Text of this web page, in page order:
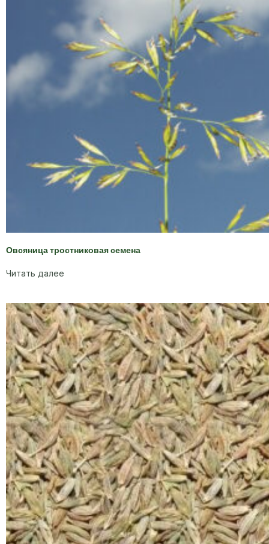
Овсяница тростниковая семена
Читать далее